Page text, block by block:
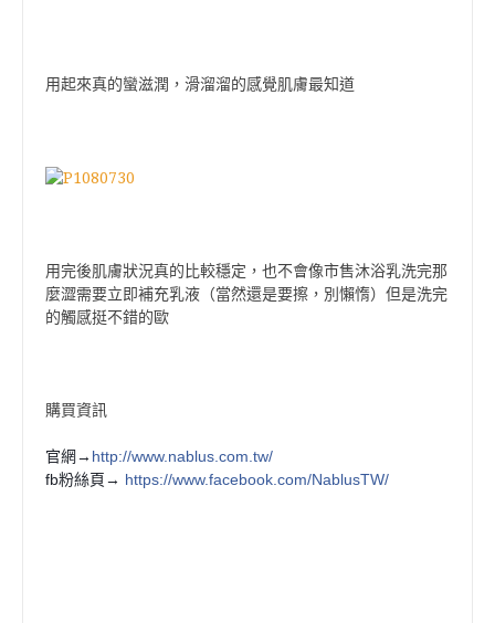
用起來真的蠻滋潤，滑溜溜的感覺肌膚最知道
用完後肌膚狀況真的比較穩定，也不會像市售沐浴乳洗完那
麼澀需要立即補充乳液（當然還是要擦，別懶惰）但是洗完
的觸感挺不錯的歐
購買資訊
官網→ http://www.nablus.com.tw/
fb粉絲頁→ https://www.facebook.com/NablusTW/